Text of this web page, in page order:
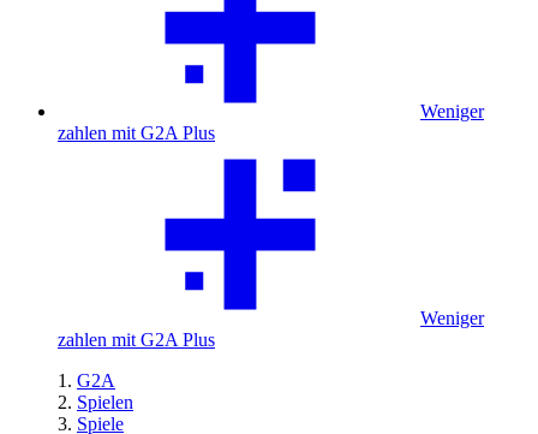
Weniger
zahlen mit G2A Plus
Weniger
zahlen mit G2A Plus
G2A
Spielen
Spiele